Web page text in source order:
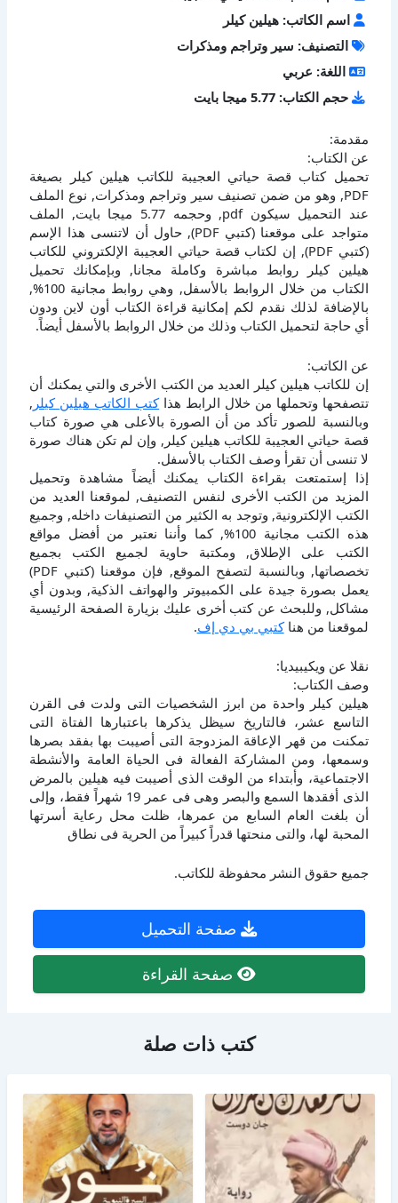
اسم الكاتب: هيلين كيلر
التصنيف: سير وتراجم ومذكرات
اللغة: عربي
حجم الكتاب: 5.77 ميجا بايت
مقدمة:
عن الكتاب:
تحميل كتاب قصة حياتي العجيبة للكاتب هيلين كيلر بصيغة
PDF, وهو من ضمن تصنيف سير وتراجم ومذكرات, نوع الملف
عند التحميل سيكون pdf, وحجمه 5.77 ميجا بايت, الملف
متواجد على موقعنا (كتبي PDF), حاول أن لاتنسى هذا الإسم
(كتبي PDF), إن لكتاب قصة حياتي العجيبة الإلكتروني للكاتب
هيلين كيلر روابط مباشرة وكاملة مجانا, وبإمكانك تحميل
الكتاب من خلال الروابط بالأسفل, وهي روابط مجانية 100%,
بالإضافة لذلك نقدم لكم إمكانية قراءة الكتاب أون لاين ودون
أي حاجة لتحميل الكتاب وذلك من خلال الروابط بالأسفل أيضاً.
عن الكاتب:
إن للكاتب هيلين كيلر العديد من الكتب الأخرى والتي يمكنك أن
تتصفحها وتحملها من خلال الرابط هذاكتب الكاتب هيلين كيلر ,
وبالنسبة للصور تأكد من أن الصورة بالأعلى هي صورة كتاب
قصة حياتي العجيبة للكاتب هيلين كيلر, وإن لم تكن هناك صورة
لا تنسى أن تقرأ وصف الكتاب بالأسفل.
إذا إستمتعت بقراءة الكتاب يمكنك أيضاً مشاهدة وتحميل
المزيد من الكتب الأخرى لنفس التصنيف, لموقعنا العديد من
الكتب الإلكترونية, وتوجد به الكثير من التصنيفات داخله, وجميع
هذه الكتب مجانية 100%, كما وأننا نعتبر من أفضل مواقع
الكتب على الإطلاق, ومكتبة حاوية لجميع الكتب بجميع
تخصصاتها, وبالنسبة لتصفح الموقع, فإن موقعنا (كتبي PDF)
يعمل بصورة جيدة على الكمبيوتر والهواتف الذكية, وبدون أي
مشاكل, وللبحث عن كتب أخرى عليك بزيارة الصفحة الرئيسية
لموقعنا من هناكتبي بي دي إف.
نقلا عن ويكيبيديا:
وصف الكتاب:
هيلين كيلر واحدة من ابرز الشخصيات التى ولدت فى القرن
التاسع عشر، فالتاريخ سيظل يذكرها باعتبارها الفتاة التى
تمكنت من قهر الإعاقة المزدوجة التى أصيبت بها بفقد بصرها
وسمعها، ومن المشاركة الفعالة فى الحياة العامة والأنشطة
الاجتماعية، وأبتداء من الوقت الذى أصيبت فيه هيلين بالمرض
الذى أفقدها السمع والبصر وهى فى عمر 19 شهراً فقط، وإلى
أن بلغت العام السابع من عمرها، ظلت محل رعاية أسرتها
المحبة لها، والتى منحتها قدراً كبيراً من الحرية فى نطاق
جميع حقوق النشر محفوظة للكاتب.
صفحة التحميل
صفحة القراءة
كتب ذات صلة